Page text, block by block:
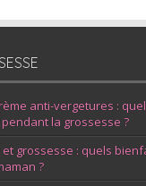
anti-vergetures :
la grossesse ?
et grossesse : quels
?